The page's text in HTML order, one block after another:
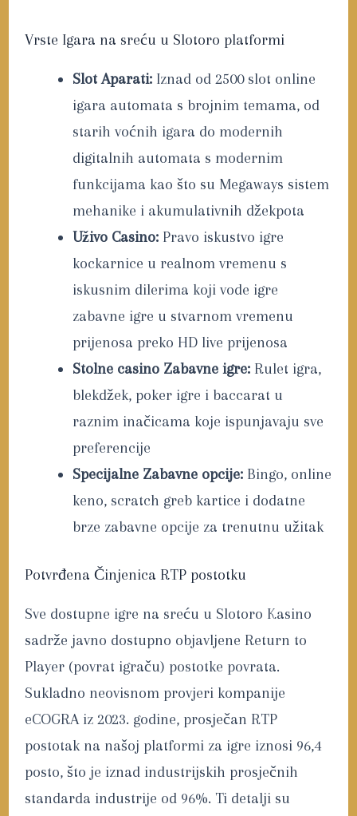
Vrste Igara na sreću u Slotoro platformi
Slot Aparati: Iznad od 2500 slot online
igara automata s brojnim temama, od
starih voćnih igara do modernih
digitalnih automata s modernim
funkcijama kao što su Megaways sistem
mehanike i akumulativnih džekpota
Uživo Casino: Pravo iskustvo igre
kockarnice u realnom vremenu s
iskusnim dilerima koji vode igre
zabavne igre u stvarnom vremenu
prijenosa preko HD live prijenosa
Stolne casino Zabavne igre: Rulet igra,
blekdžek, poker igre i baccarat u
raznim inačicama koje ispunjavaju sve
preferencije
Specijalne Zabavne opcije: Bingo, online
keno, scratch greb kartice i dodatne
brze zabavne opcije za trenutnu užitak
Potvrđena Činjenica RTP postotku
Sve dostupne igre na sreću u Slotoro Kasino
sadrže javno dostupno objavljene Return to
Player (povrat igraču) postotke povrata.
Sukladno neovisnom provjeri kompanije
eCOGRA iz 2023. godine, prosječan RTP
postotak na našoj platformi za igre iznosi 96,4
posto, što je iznad industrijskih prosječnih
standarda industrije od 96%. Ti detalji su